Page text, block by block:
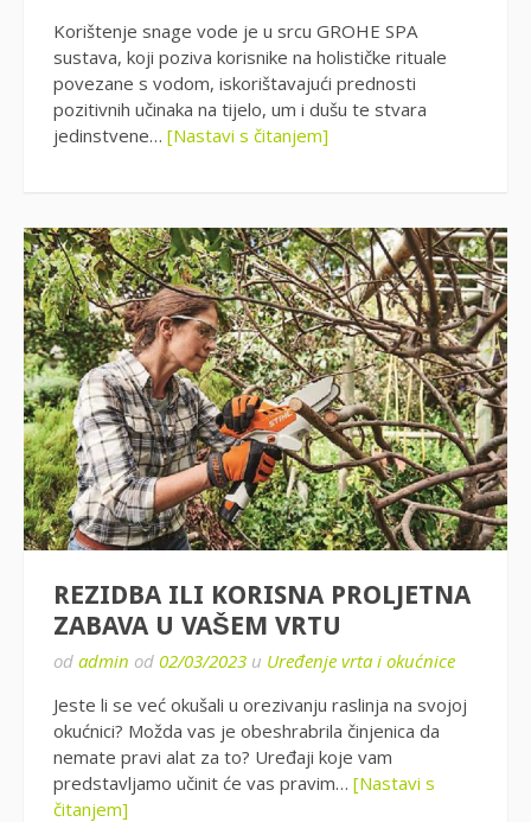
Korištenje snage vode je u srcu GROHE SPA
sustava, koji poziva korisnike na holističke rituale
povezane s vodom, iskorištavajući prednosti
pozitivnih učinaka na tijelo, um i dušu te stvara
jedinstvene… [Nastavi s čitanjem]
REZIDBA ILI KORISNA PROLJETNA
ZABAVA U VAŠEM VRTU
od admin od 02/03/2023 u Uređenje vrta i okućnice
Jeste li se već okušali u orezivanju raslinja na svojoj
okućnici? Možda vas je obeshrabrila činjenica da
nemate pravi alat za to? Uređaji koje vam
predstavljamo učinit će vas pravim… [Nastavi s
čitanjem]